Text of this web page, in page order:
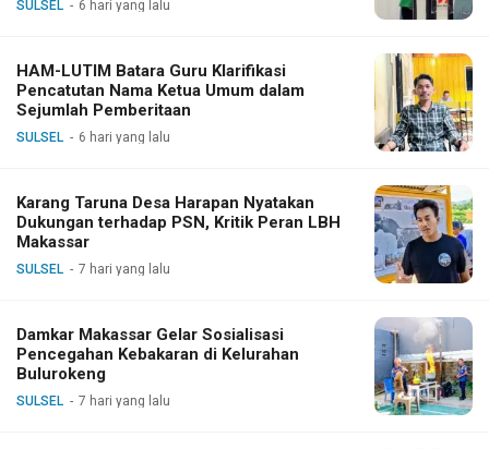
SULSEL 6 hari yang lalu
HAM-LUTIM Batara Guru Klarifikasi
Pencatutan Nama Ketua Umum dalam
Sejumlah Pemberitaan
SULSEL 6 hari yang lalu
Karang Taruna Desa Harapan Nyatakan
Dukungan terhadap PSN, Kritik Peran LBH
Makassar
SULSEL 7 hari yang lalu
Damkar Makassar Gelar Sosialisasi
Pencegahan Kebakaran di Kelurahan
Bulurokeng
SULSEL 7 hari yang lalu